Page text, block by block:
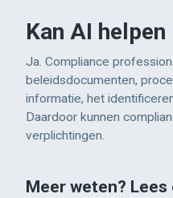
Kan AI
Ja. Compliance
beleidsdocumenten,
informatie, het
Daardoor kunnen
verplichtingen.
Meer weten? Lees